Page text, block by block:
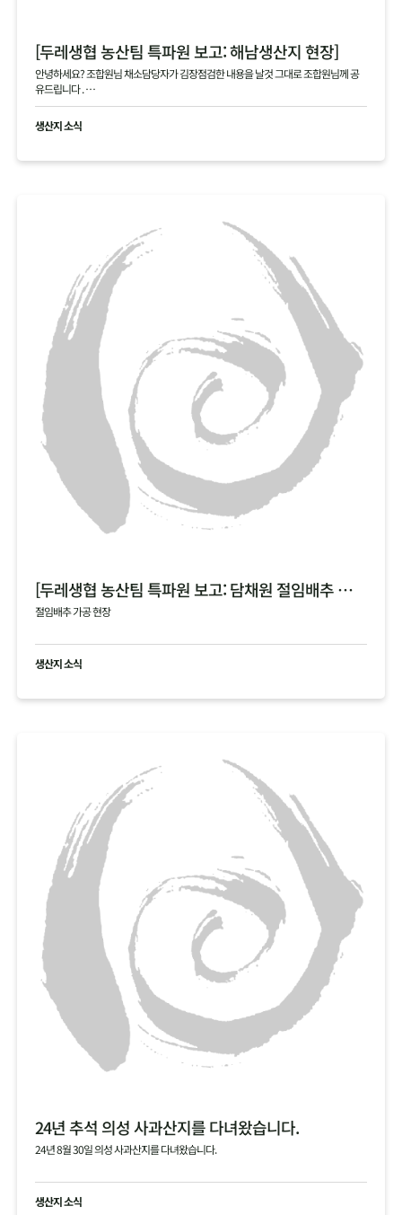
[두레생협 농산팀 특파원 보고: 해남생산지 현장]
안녕하세요? 조합원님 채소담당자가 김장점검한 내용을 날것 그대로 조합원님께 공
유드립니다 .
현재 생산지사진으로 김장생활재의 현황을 공유드립니다
생산지 소식
[두레생협 농산팀 특파원 보고: 담채원 절임배추 가공 현장]
절임배추 가공 현장
생산지 소식
24년 추석 의성 사과산지를 다녀왔습니다.
24년 8월 30일 의성 사과산지를 다녀왔습니다.
생산지 소식